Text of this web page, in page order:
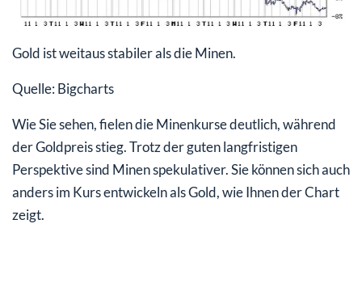
Gold ist weitaus stabiler als die Minen.
Quelle: Bigcharts
Wie Sie sehen, fielen die Minenkurse deutlich, während
der Goldpreis stieg. Trotz der guten langfristigen
Perspektive sind Minen spekulativer. Sie können sich auch
anders im Kurs entwickeln als Gold, wie Ihnen der Chart
zeigt.